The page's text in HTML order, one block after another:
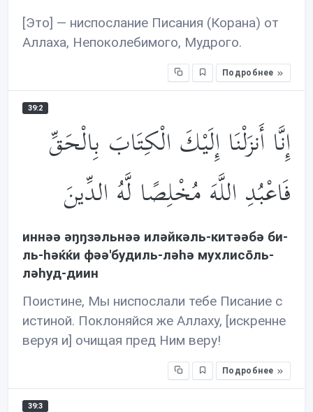
[Это] — ниспослание Писания (Корана) от
Аллаха, Непоколебимого, Мудрого.
Подробнее
39:2
إِنَّا أَنزَلْنَا إِلَيْكَ الْكِتَابَ بِالْحَقِّ
فَاعْبُدِ اللَّهَ مُخْلِصًا لَّهُ الدِّينَ
иннəə əŋŋзəльнəə илəйкəль-китəəбə би-
ль-həќќи фəə'будиль-лəhə мухлисōль-
лəhуд-диин
Поистине, Мы ниспослали тебе Писание с
истиной. Поклоняйся же Аллаху, [искренне
веруя и] очищая пред Ним веру!
Подробнее
39:3